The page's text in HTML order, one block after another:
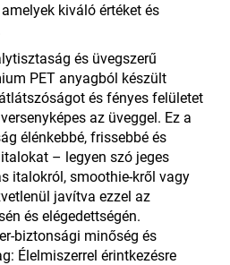
kiváló értéket és
és üvegszerű
PET anyagból készült
és fényes felületet
az üveggel. Ez a
élénkebbé, frissebbé és
– legyen szó jeges
italokról, smoothie-kről vagy
javítva ezzel az
és elégedettségén.
biztonsági minőség és
Élelmiszerrel érintkezésre